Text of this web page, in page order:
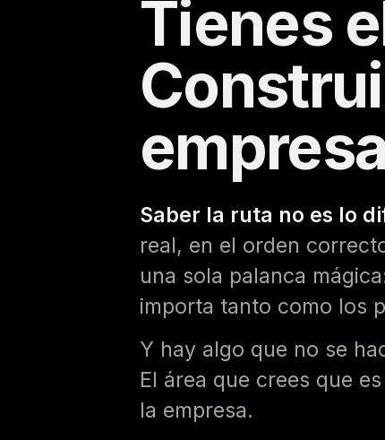
Tienes
Saber la ruta no es lo
real, en el orden
una sola palanca
importa tanto como los
Y hay algo que no se
El área que crees que
la empresa.